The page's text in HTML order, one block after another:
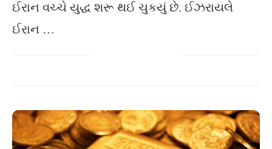
ઈરાન વચ્ચે યુદ્ધ શરૂ થઈ ચુકયું છે. ઈઝરાયલે
ઈરાન …